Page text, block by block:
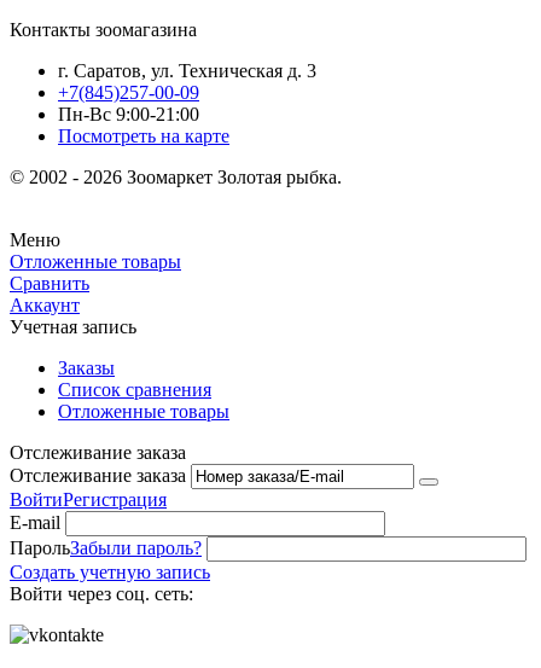
Контакты зоомагазина
г. Саратов, ул. Техническая д. 3
+7(845)257-00-09
Пн-Вс 9:00-21:00
Посмотреть на карте
© 2002 - 2026 Зоомаркет Золотая рыбка.
Меню
Отложенные товары
Сравнить
Аккаунт
Учетная запись
Заказы
Список сравнения
Отложенные товары
Отслеживание заказа
Отслеживание заказа
ВойтиРегистрация
E-mail
ПарольЗабыли пароль?
Создать учетную запись
Войти через соц. сеть: